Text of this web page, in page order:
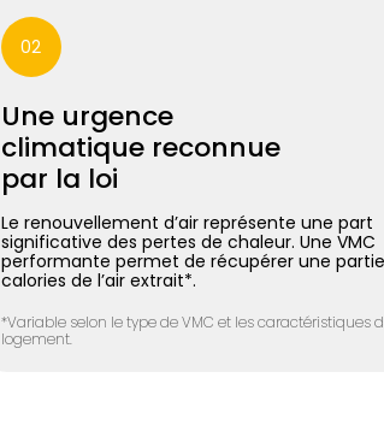
02
Une urgence
climatique reconnue
par la loi
Le renouvellement d’air représente une part
significative des pertes de chaleur. Une VMC
performante permet de récupérer une
calories de l’air extrait*.
*Variable selon le type de VMC et les caractéristiques
logement.